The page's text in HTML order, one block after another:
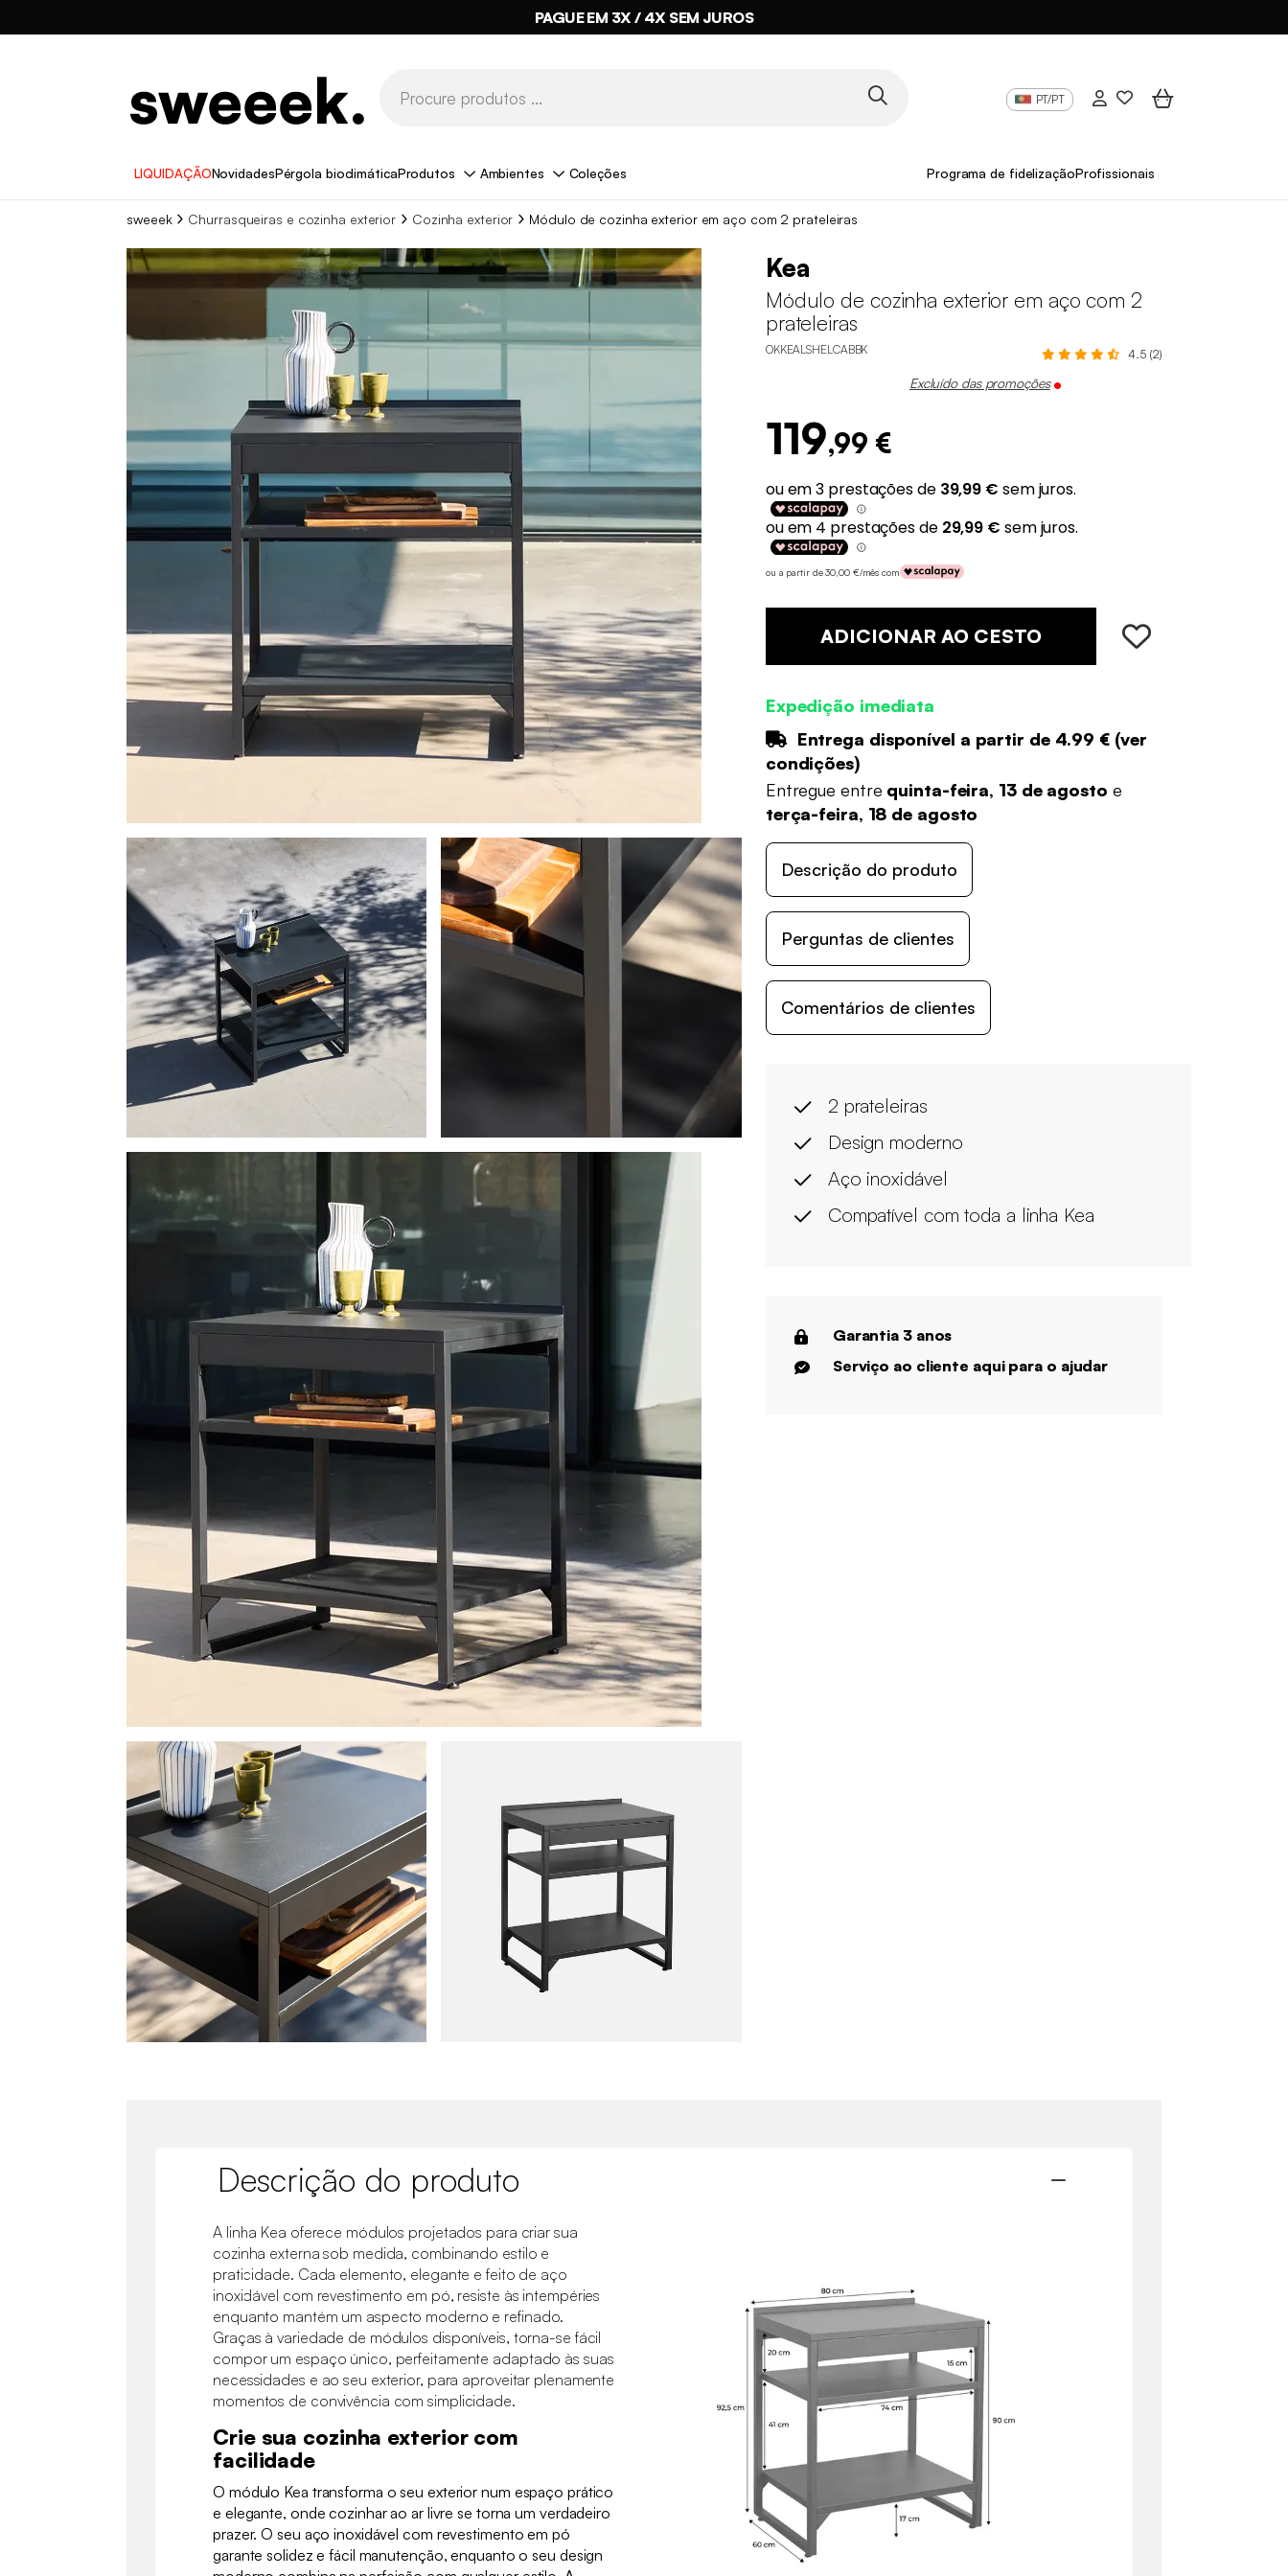
PAGUE EM 3X / 4X SEM JUROS
PT/PT
LIQUIDAÇÃONovidadesPérgola bioclimáticaProdutos Ambientes Coleções Programa de fidelizaçãoProfissionais
sweeek Churrasqueiras e cozinha exterior Cozinha exterior Módulo de cozinha exterior em aço com 2 prateleiras
Kea
Módulo de cozinha exterior em aço com 2
prateleiras
OKKEALSHELCABBK 4.5 (2)
Excluído das promoções
119,99 €
ou a partir de 30,00 €/mês com
ADICIONAR AO CESTO
Expedição imediata
Entrega disponível a partir de 4.99 € (ver
condições)
Entregue entre quinta-feira, 13 de agosto e
terça-feira, 18 de agosto
Descrição do produto
Perguntas de clientes
Comentários de clientes
2 prateleiras
Design moderno
Aço inoxidável
Compatível com toda a linha Kea
Garantia 3 anos
Serviço ao cliente aqui para o ajudar
Descrição do produto
A linha Kea oferece módulos projetados para criar sua
cozinha externa sob medida, combinando estilo e
praticidade. Cada elemento, elegante e feito de aço
inoxidável com revestimento em pó, resiste às intempéries
enquanto mantém um aspecto moderno e refinado.
Graças à variedade de módulos disponíveis, torna-se fácil
compor um espaço único, perfeitamente adaptado às suas
necessidades e ao seu exterior, para aproveitar plenamente
momentos de convivência com simplicidade.
Crie sua cozinha exterior com
facilidade
O módulo Kea transforma o seu exterior num espaço prático
e elegante, onde cozinhar ao ar livre se torna um verdadeiro
prazer. O seu aço inoxidável com revestimento em pó
garante solidez e fácil manutenção, enquanto o seu design